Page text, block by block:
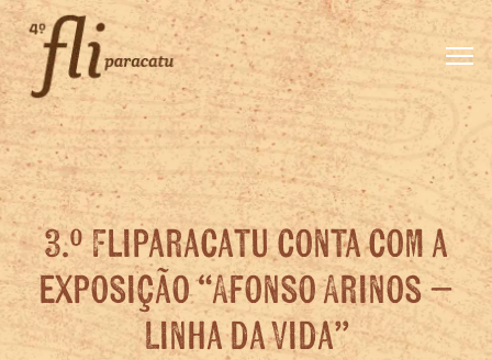
3.º Fliparacatu conta com a
exposição “Afonso Arinos –
Linha da Vida”